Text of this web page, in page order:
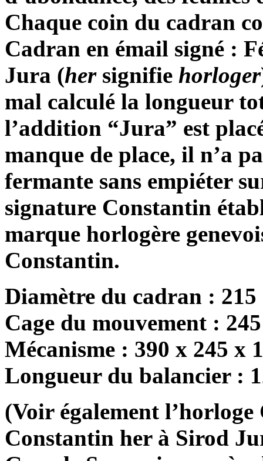
Chaque coin du cadran
Cadran en émail signé :
Jura (hersignifie horloger
mal calculé la longueur
l’addition “Jura” est
manque de place, il n’a
fermante sans empiéter
signature Constantin
marque horlogère
Constantin.
Diamètre du cadran : 215
Cage du mouvement :
Mécanisme : 390 x 245 x
Longueur du balancier :
(Voir également
Constantin her à Sirod